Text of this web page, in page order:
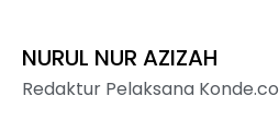
NURUL NUR AZIZAH
Redaktur Pelaksana Konde.co